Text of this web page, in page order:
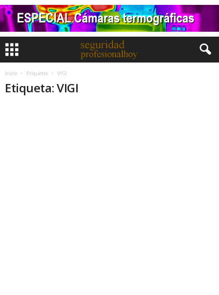
Inicio Etiquetas VIGI
Etiqueta: VIGI